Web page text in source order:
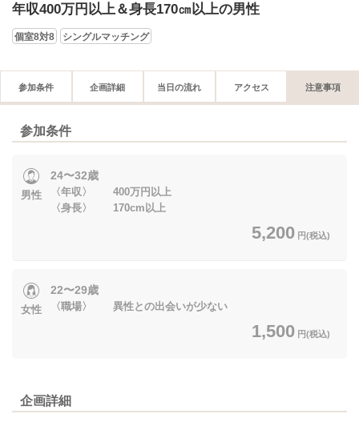
年収400万円以上＆身長170㎝以上の男性
個室8対8 シングルマッチング
参加条件 企画詳細 当日の流れ アクセス 注意事項
参加条件
男性
24〜32歳
〈年収〉 400万円以上
〈身長〉 170cm以上
5,200 円(税込)
女性
22〜29歳
〈職場〉 異性との出会いが少ない
1,500 円(税込)
企画詳細